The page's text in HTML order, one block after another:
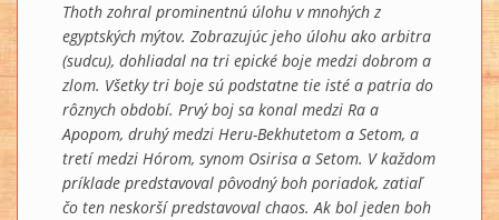
Thoth zohral prominentnú úlohu v mnohých z
egyptských mýtov. Zobrazujúc jeho úlohu ako arbitra
(sudcu), dohliadal na tri epické boje medzi dobrom a
zlom. Všetky tri boje sú podstatne tie isté a patria do
rôznych období. Prvý boj sa konal medzi Ra a
Apopom, druhý medzi Heru-Bekhutetom a Setom, a
tretí medzi Hórom, synom Osirisa a Setom. V každom
príklade predstavoval pôvodný boh poriadok, zatiaľ
čo ten neskorší predstavoval chaos. Ak bol jeden boh